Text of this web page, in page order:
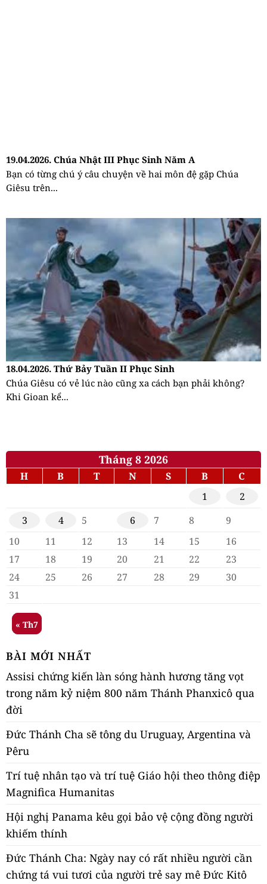
19.04.2026. Chúa Nhật III Phục Sinh Năm A
Bạn có từng chú ý câu chuyện về hai môn đệ gặp Chúa
Giêsu trên...
18.04.2026. Thứ Bảy Tuần II Phục Sinh
Chúa Giêsu có vẻ lúc nào cũng xa cách bạn phải không?
Khi Gioan kể...
Tháng 8 2026
H B T N S B
C
1
2
3
4 5 6 7 8
9
10
11 12 13 14 15
16
17
18 19 20 21 22
23
24
25 26 27 28 29
30
31
« Th7
BÀI MỚI NHẤT
Assisi chứng kiến làn sóng hành hương tăng vọt
trong năm kỷ niệm 800 năm Thánh Phanxicô qua
đời
Đức Thánh Cha sẽ tông du Uruguay, Argentina và
Pêru
Trí tuệ nhân tạo và trí tuệ Giáo hội theo thông điệp
Magnifica Humanitas
Hội nghị Panama kêu gọi bảo vệ cộng đồng người
khiếm thính
Đức Thánh Cha: Ngày nay có rất nhiều người cần
chứng tá vui tươi của người trẻ say mê Đức Kitô